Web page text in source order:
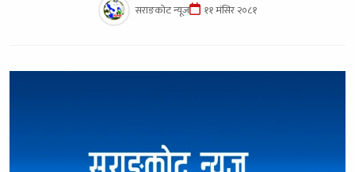
सराङकोट न्यूज ११ मंसिर २०८१